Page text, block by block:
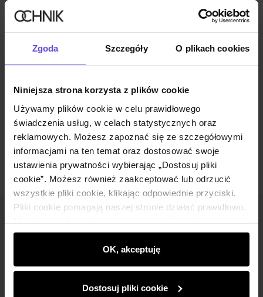
Zgoda Szczegóły O plikach cookies
Niniejsza strona korzysta z plików cookie
Używamy plików cookie w celu prawidłowego
świadczenia usług, w celach statystycznych oraz
reklamowych. Możesz zapoznać się ze szczegółowymi
informacjami na ten temat oraz dostosować swoje
ustawienia prywatności wybierając „Dostosuj pliki
cookie”. Możesz również zaakceptować lub odrzucić
wszystkie pliki cookie, klikając odpowiednie przyciski.
Pliki cookie pomagają naszej stronie działać prawidłowo.
wyświetlać im dopasowane do ich preferencji treści,
rekomendacje oraz komunikaty reklamowe informujące o
najnowszych promocjach w e-sklepie. Informacje o tym,
partnerom społecznościowym, reklamowym i
OK, akceptuję
Dostosuj pliki cookie
Zestaw
Szara wełniana czapka męska CZAMT-
0033-91(Z25)
139,90 zł- najniższa cena z 30 dni przed
obniżką
Dodaj do koszyka
Bądź na bieżąco z nowościami i promocjami!